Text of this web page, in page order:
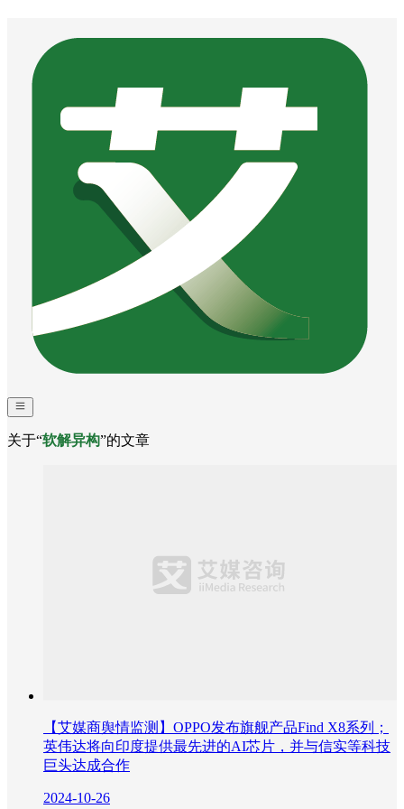
关于“软解异构”的文章
【艾媒商舆情监测】OPPO发布旗舰产品Find X8系列；
英伟达将向印度提供最先进的AI芯片，并与信实等科技
巨头达成合作
2024-10-26